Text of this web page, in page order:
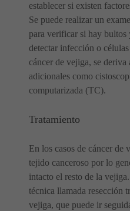
establecer si existen
Se puede realizar un
para verificar si hay bultos
detectar infección o
cáncer de vejiga, se deriva
adicionales como
computarizada (TC).
Tratamiento
En los casos de cáncer
tejido canceroso por lo
intacto el resto de la
técnica llamada resección
vejiga, que puede ir